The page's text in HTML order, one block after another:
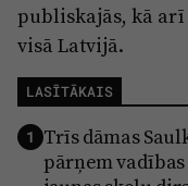
publiskajās, kā
visā Latvijā.
LASĪTĀKAIS
1 Trīs dāmas
pārņem